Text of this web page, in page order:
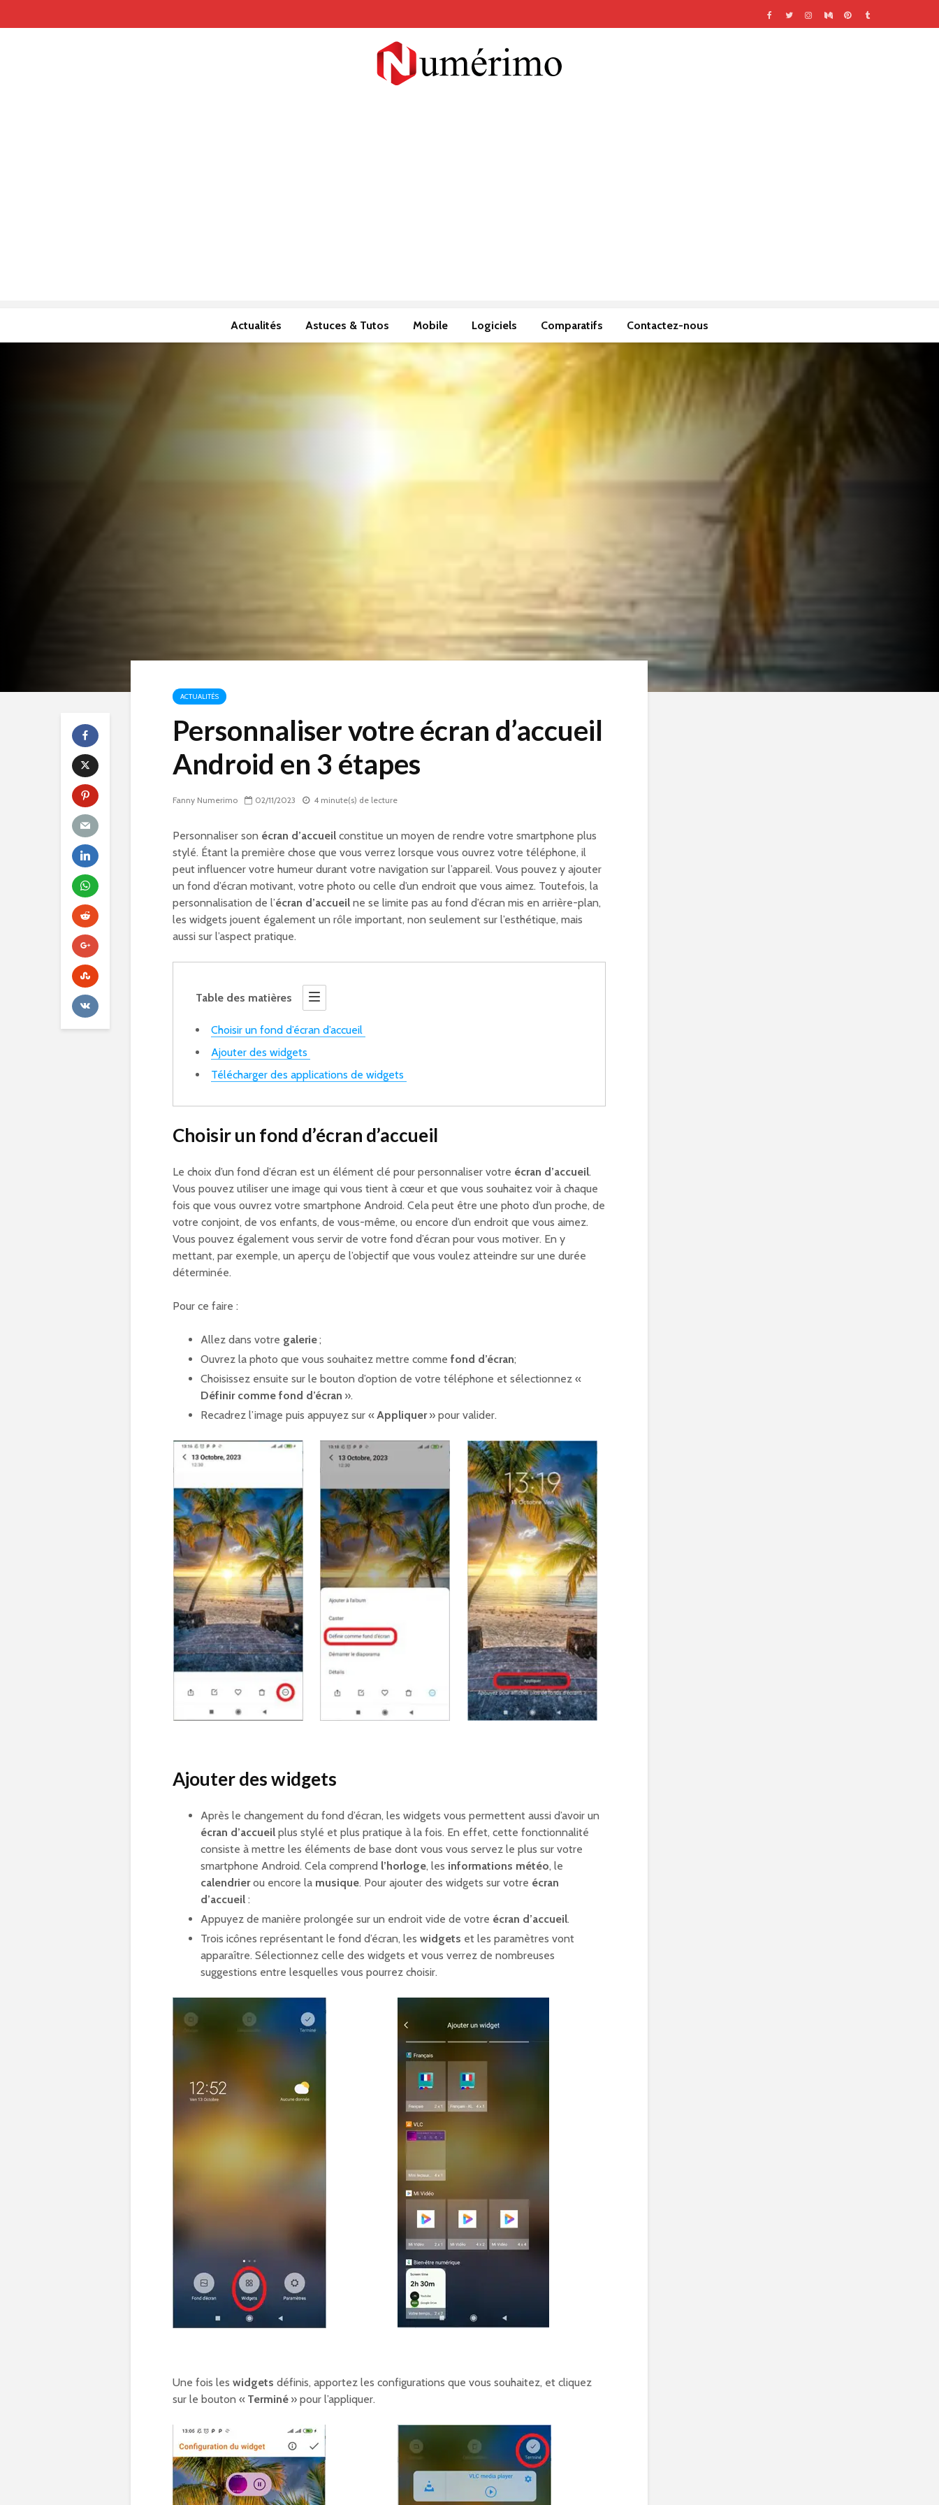
Actualités Astuces & Tutos Mobile Logiciels Comparatifs Contactez-nous
ACTUALITÉS
Personnaliser votre écran d’accueil
Android en 3 étapes
Fanny Numerimo 02/11/2023 4 minute(s) de lecture
Personnaliser son écran d’accueil constitue un moyen de rendre votre smartphone plus
stylé. Étant la première chose que vous verrez lorsque vous ouvrez votre téléphone, il
peut influencer votre humeur durant votre navigation sur l’appareil. Vous pouvez y ajouter
un fond d’écran motivant, votre photo ou celle d’un endroit que vous aimez. Toutefois, la
personnalisation de l’écran d’accueil ne se limite pas au fond d’écran mis en arrière-plan,
les widgets jouent également un rôle important, non seulement sur l’esthétique, mais
aussi sur l’aspect pratique.
Table des matières
Choisir un fond d’écran d’accueil
Ajouter des widgets
Télécharger des applications de widgets
Choisir un fond d’écran d’accueil
Le choix d’un fond d’écran est un élément clé pour personnaliser votre écran d’accueil.
Vous pouvez utiliser une image qui vous tient à cœur et que vous souhaitez voir à chaque
fois que vous ouvrez votre smartphone Android. Cela peut être une photo d’un proche, de
votre conjoint, de vos enfants, de vous-même, ou encore d’un endroit que vous aimez.
Vous pouvez également vous servir de votre fond d’écran pour vous motiver. En y
mettant, par exemple, un aperçu de l’objectif que vous voulez atteindre sur une durée
déterminée.
Pour ce faire :
Allez dans votre galerie;
Ouvrez la photo que vous souhaitez mettre comme fond d’écran;
Choisissez ensuite sur le bouton d’option de votre téléphone et sélectionnez «
Définir comme fond d’écran ».
Recadrez l’image puis appuyez sur «Appliquer» pour valider.
Ajouter des widgets
Après le changement du fond d’écran, les widgets vous permettent aussi d’avoir un
écran d’accueil plus stylé et plus pratique à la fois. En effet, cette fonctionnalité
consiste à mettre les éléments de base dont vous vous servez le plus sur votre
smartphone Android. Cela comprend l’horloge, les informations météo, le
calendrierou encore la musique. Pour ajouter des widgets sur votre écran
d’accueil :
Appuyez de manière prolongée sur un endroit vide de votre écran d’accueil.
Trois icônes représentant le fond d’écran, les widgets et les paramètres vont
apparaître. Sélectionnez celle des widgets et vous verrez de nombreuses
suggestions entre lesquelles vous pourrez choisir.
Une fois les widgets définis, apportez les configurations que vous souhaitez, et cliquez
sur le bouton « Terminé » pour l’appliquer.